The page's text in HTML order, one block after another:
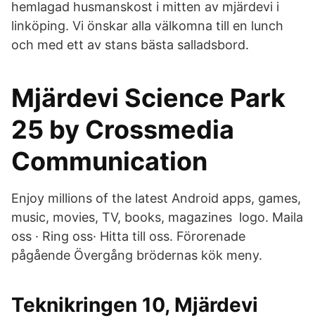
hemlagad husmanskost i mitten av mjärdevi i
linköping. Vi önskar alla välkomna till en lunch
och med ett av stans bästa salladsbord.
Mjärdevi Science Park
25 by Crossmedia
Communication
Enjoy millions of the latest Android apps, games,
music, movies, TV, books, magazines logo. Maila
oss · Ring oss· Hitta till oss. Förorenade
pågående Övergång brödernas kök meny.
Teknikringen 10, Mjärdevi